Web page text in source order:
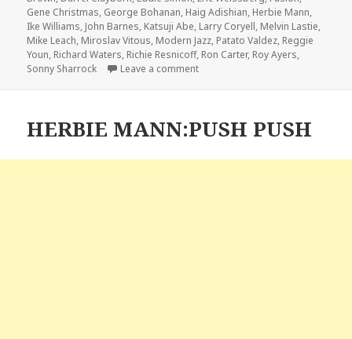
Gene Christmas, George Bohanan, Haig Adishian, Herbie Mann,
Ike Williams, John Barnes, Katsuji Abe, Larry Coryell, Melvin Lastie,
Mike Leach, Miroslav Vitous, Modern Jazz, Patato Valdez, Reggie
Youn, Richard Waters, Richie Resnicoff, Ron Carter, Roy Ayers,
Sonny Sharrock
Leave a comment
HERBIE MANN:PUSH PUSH